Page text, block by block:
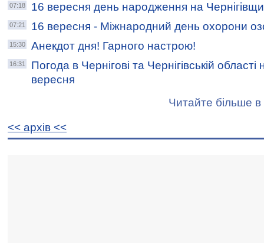
07:18 16 вересня день народження на
07:21 16 вересня - Міжнародний день охорони
15:30 Анекдот дня! Гарного настрою!
16:31
Погода в Чернігові та Чернігівській області
вересня
Читайте більше в
<< архiв <<